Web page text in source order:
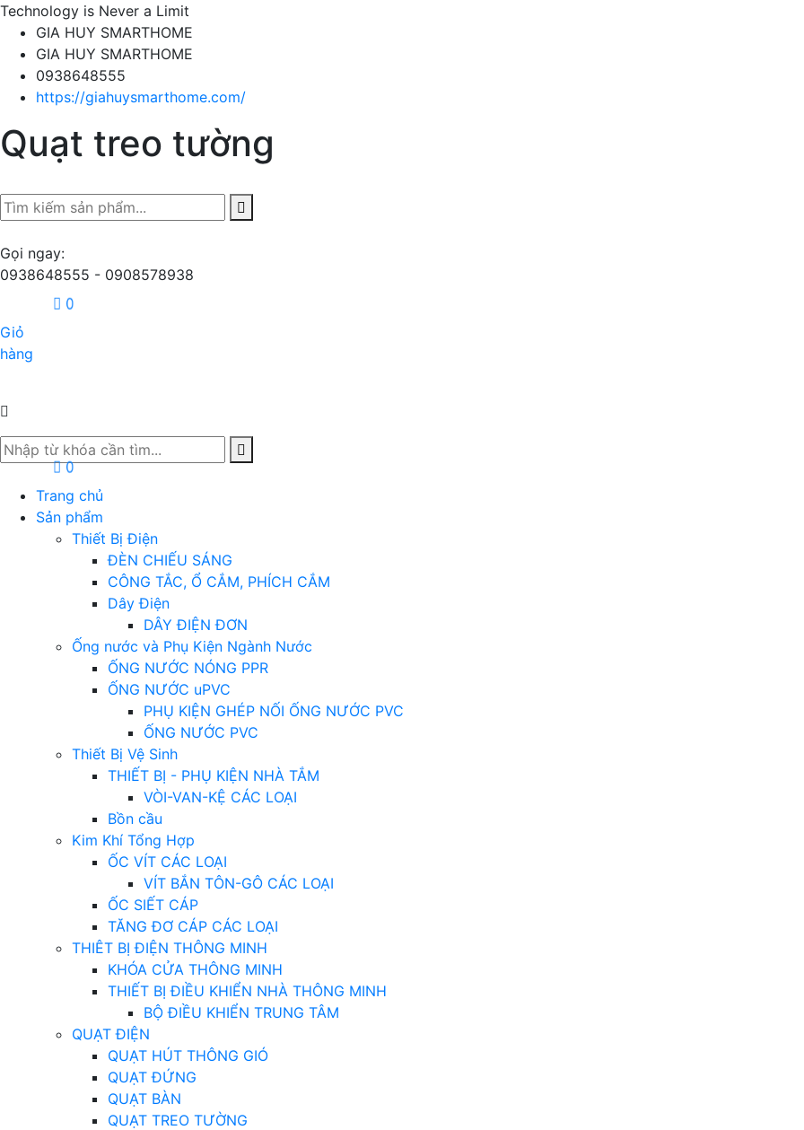
Technology is Never a Limit
GIA HUY SMARTHOME
GIA HUY SMARTHOME
0938648555
https://giahuysmarthome.com/
Quạt treo tường
Gọi ngay:
0938648555 - 0908578938
0
Giỏ
hàng
0
Trang chủ
Sản phẩm
Thiết Bị Điện
ĐÈN CHIẾU SÁNG
CÔNG TẮC, Ổ CẮM, PHÍCH CẮM
Dây Điện
DÂY ĐIỆN ĐƠN
Ống nước và Phụ Kiện Ngành Nước
ỐNG NƯỚC NÓNG PPR
ỐNG NƯỚC uPVC
PHỤ KIỆN GHÉP NỐI ỐNG NƯỚC PVC
ỐNG NƯỚC PVC
Thiết Bị Vệ Sinh
THIẾT BỊ - PHỤ KIỆN NHÀ TẮM
VÒI-VAN-KỆ CÁC LOẠI
Bồn cầu
Kim Khí Tổng Hợp
ỐC VÍT CÁC LOẠI
VÍT BẮN TÔN-GÔ CÁC LOẠI
ỐC SIẾT CÁP
TĂNG ĐƠ CÁP CÁC LOẠI
THIÊT BỊ ĐIỆN THÔNG MINH
KHÓA CỬA THÔNG MINH
THIẾT BỊ ĐIỀU KHIỂN NHÀ THÔNG MINH
BỘ ĐIỀU KHIỂN TRUNG TÂM
QUẠT ĐIỆN
QUẠT HÚT THÔNG GIÓ
QUẠT ĐỨNG
QUẠT BÀN
QUẠT TREO TƯỜNG